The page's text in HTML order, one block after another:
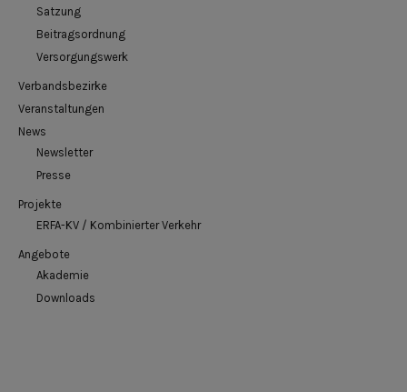
Satzung
Beitragsordnung
Versorgungswerk
Verbandsbezirke
Veranstaltungen
News
Newsletter
Presse
Projekte
ERFA-KV / Kombinierter Verkehr
Angebote
Akademie
Downloads